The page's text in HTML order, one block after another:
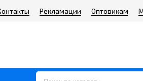
Рекламации Оптовикам